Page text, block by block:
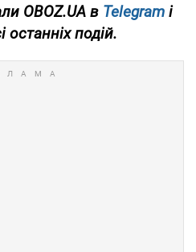
OBOZ.UA в Telegram і
останніх подій.